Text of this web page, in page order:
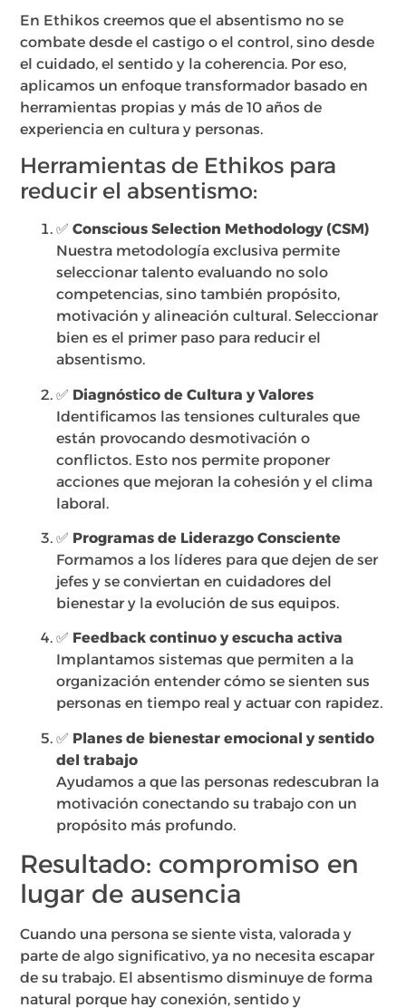
En Ethikos creemos que el absentismo no se
combate desde el castigo o el control, sino desde
el cuidado, el sentido y la coherencia. Por eso,
aplicamos un enfoque transformador basado en
herramientas propias y más de 10 años de
experiencia en cultura y personas.
Herramientas de Ethikos para
reducir el absentismo:
✅Conscious Selection Methodology (CSM)
Nuestra metodología exclusiva permite
seleccionar talento evaluando no solo
competencias, sino también propósito,
motivación y alineación cultural. Seleccionar
bien es el primer paso para reducir el
absentismo.
✅ Diagnóstico de Cultura y Valores
Identificamos las tensiones culturales que
están provocando desmotivación o
conflictos. Esto nos permite proponer
acciones que mejoran la cohesión y el clima
laboral.
✅ Programas de Liderazgo Consciente
Formamos a los líderes para que dejen de ser
jefes y se conviertan en cuidadores del
bienestar y la evolución de sus equipos.
✅ Feedback continuo y escucha activa
Implantamos sistemas que permiten a la
organización entender cómo se sienten sus
personas en tiempo real y actuar con rapidez.
✅ Planes de bienestar emocional y sentido
del trabajo
Ayudamos a que las personas redescubran la
motivación conectando su trabajo con un
propósito más profundo.
Resultado: compromiso en
lugar de ausencia
Cuando una persona se siente vista, valorada y
parte de algo significativo, ya no necesita escapar
de su trabajo. El absentismo disminuye de forma
natural porque hay conexión, sentido y